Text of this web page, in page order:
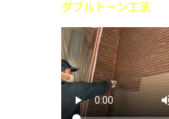
ダブルトーン工法